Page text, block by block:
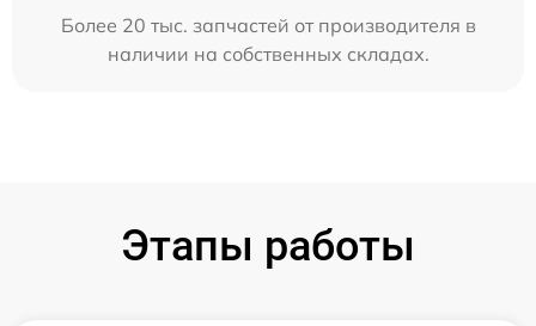
Более 20 тыс. запчастей от производителя в
наличии на собственных складах.
Этапы работы